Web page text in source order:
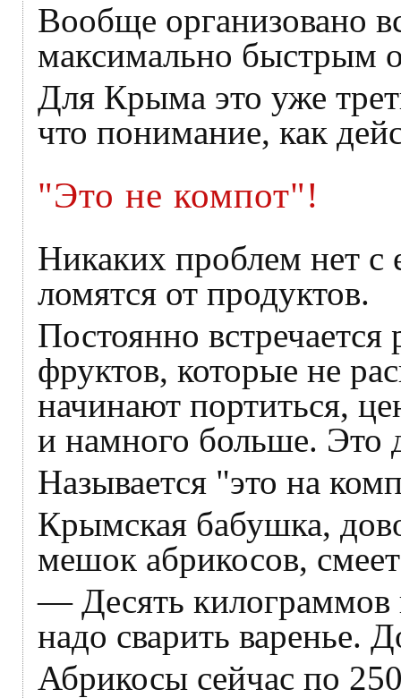
Вообще организовано
максимально быстрым
Для Крыма это уже
что понимание, как
"Это не компот"!
Никаких проблем нет с
ломятся от продуктов.
Постоянно
фруктов, которые не
начинают портиться,
и намного больше. Это
Называется "это на
Крымская бабушка,
мешок абрикосов,
— Десять килограммов
надо сварить варенье.
Абрикосы сейчас по